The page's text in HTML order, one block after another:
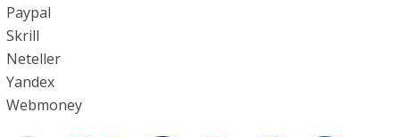
Paypal
Skrill
Neteller
Yandex
Webmoney